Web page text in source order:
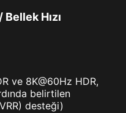
Hızı
ve 8K@60Hz HDR,
belirtilen
desteği)